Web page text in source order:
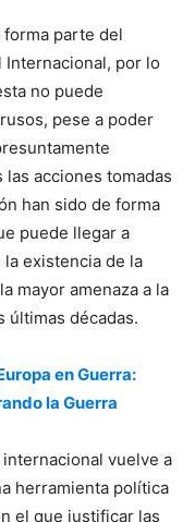
forma parte del
Internacional, por lo
no puede
pese a poder
acciones tomadas
han sido de forma
puede llegar a
existencia de la
mayor amenaza a la
últimas décadas.
en Guerra:
la Guerra
vuelve a
herramienta política
el que justificar las